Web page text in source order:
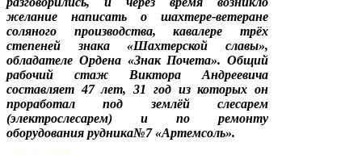
желание написать о шахтере-ветеране
соляного производства, кавалере трёх
степеней знака «Шахтерской славы»,
обладателе Ордена «Знак Почета». Общий
рабочий стаж Виктора Андреевича
составляет 47 лет, 31 год из которых он
проработал под землёй слесарем
(электрослесарем) и по ремонту
оборудования рудника№7 «Артемсоль».